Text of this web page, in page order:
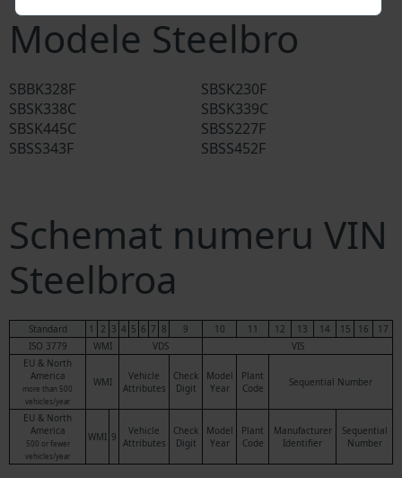
Modele Steelbro
SBBK328F
SBSK230F
SBSK338C
SBSK339C
SBSK445C
SBSS227F
SBSS343F
SBSS452F
Schemat numeru VIN
Steelbroa
Standard 1 2 3 4 5 6 7 8 9 10 11 12 13 14 15 16
17
ISO 3779
WMI VDS
VIS
EU & North
America
more than 500
vehicles/year
WMI
Vehicle
Attributes
Check
Digit
Model
Year
Plant
Code
Sequential Number
EU & North
America
500 or fewer
vehicles/year
WMI 9
Vehicle
Attributes
Check
Digit
Model
Year
Plant
Code
Manufacturer
Identifier
Sequential
Number